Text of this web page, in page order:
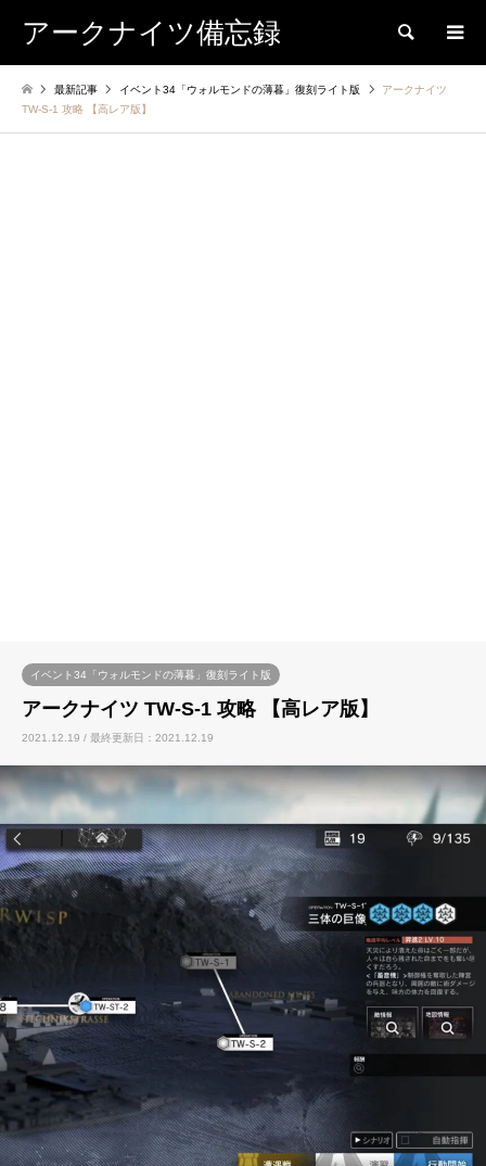
アークナイツ備忘録 検索
最新記事 イベント34「ウォルモンドの薄暮」復刻ライト版
アークナイツ
TW-S-1 攻略 【高レア版】
イベント34「ウォルモンドの薄暮」復刻ライト版
アークナイツ TW-S-1 攻略 【高レア版】
2021.12.19 / 最終更新日：2021.12.19